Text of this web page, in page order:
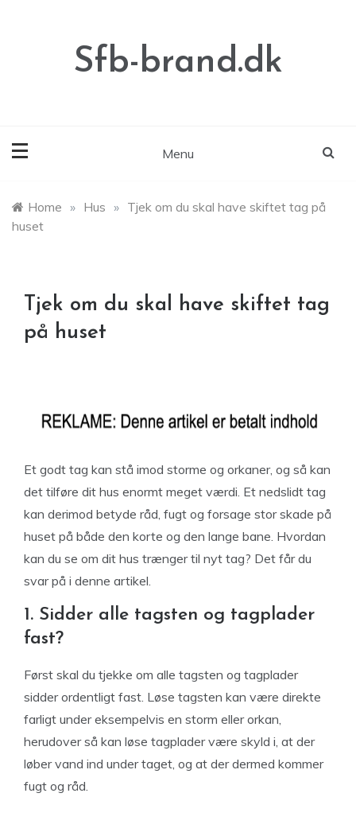
Sfb-brand.dk
Menu
Home » Hus » Tjek om du skal have skiftet tag på
huset
Tjek om du skal have skiftet tag
på huset
Et godt tag kan stå imod storme og orkaner, og så kan
det tilføre dit hus enormt meget værdi. Et nedslidt tag
kan derimod betyde råd, fugt og forsage stor skade på
huset på både den korte og den lange bane. Hvordan
kan du se om dit hus trænger til nyt tag? Det får du
svar på i denne artikel.
1. Sidder alle tagsten og tagplader
fast?
Først skal du tjekke om alle tagsten og tagplader
sidder ordentligt fast. Løse tagsten kan være direkte
farligt under eksempelvis en storm eller orkan,
herudover så kan løse tagplader være skyld i, at der
løber vand ind under taget, og at der dermed kommer
fugt og råd.